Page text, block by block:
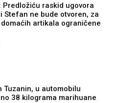
Predložiću raskid ugovora
Stefan ne bude otvoren, za
artikala ograničene
Tuzanin, u automobilu
38 kilograma marihuane